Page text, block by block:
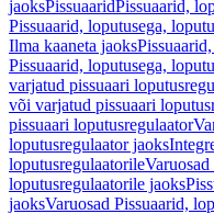
jaoksPissuaaridPissuaarid,
Pissuaarid, loputusega,
Ilma kaaneta jaoks
Pissuaarid, loputusega,
varjatud pissuaari
või varjatud pissuaari
pissuaari loputusregulaator
loputusregulaator jaoks
loputusregulaatorile
loputusregulaatorile jaoks
jaoksVaruosad Pissuaarid,